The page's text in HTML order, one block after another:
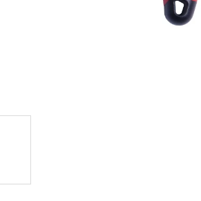
MATICE